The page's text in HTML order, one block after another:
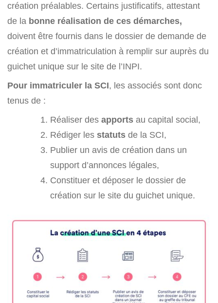
création préalables. Certains justificatifs, attestant
de la bonne réalisation de ces démarches,
doivent être fournis dans le dossier de demande de
création et d’immatriculation à remplir sur auprès du
guichet unique sur le site de l’INPI.
Pour immatriculer la SCI, les associés sont donc
tenus de :
Réaliser des apports au capital social,
Rédiger les statuts de la SCI,
Publier un avis de création dans un
support d’annonces légales,
Constituer et déposer le dossier de
création sur le site du guichet unique.